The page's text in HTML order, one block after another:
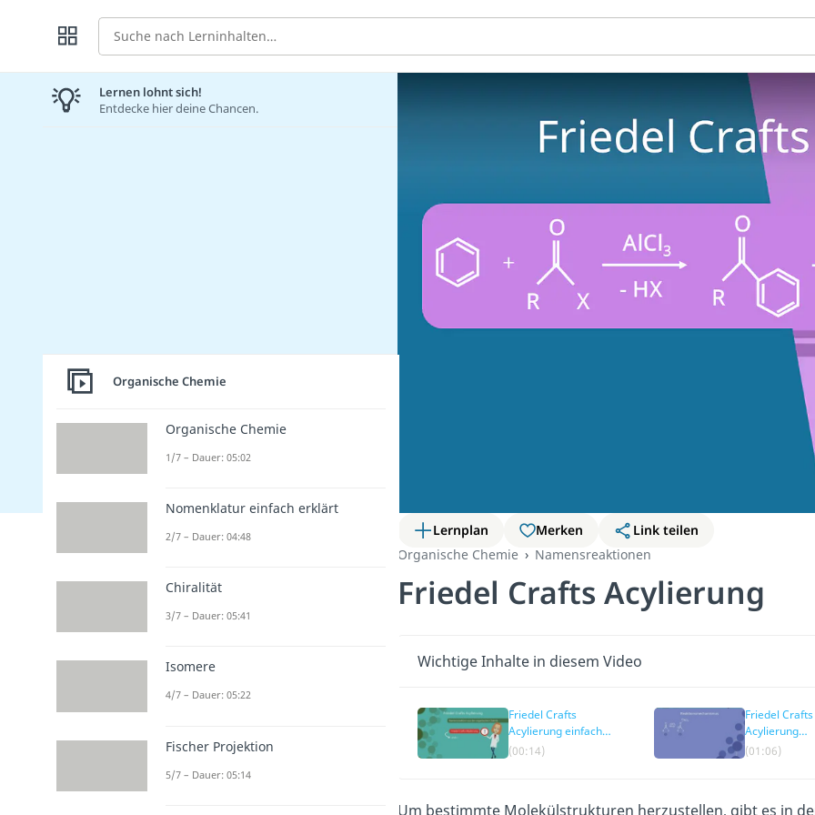
Suche
Lernplan Merken
Link teilen
Organische Chemie
Namensreaktionen
Friedel Crafts Acylierung
Wichtige Inhalte in diesem Video
Friedel Crafts
Acylierung einfach
erklärt
(00:14)
Friedel Crafts
Acylierung
Mechanismus
(01:06)
Um bestimmte Molekülstrukturen herzustellen, gibt es in
Lernen lohnt sich!
Entdecke hier deine Chancen.
Organische Chemie
Organische Chemie
1/7 – Dauer: 05:02
Nomenklatur einfach erklärt
2/7 – Dauer: 04:48
Chiralität
3/7 – Dauer: 05:41
Isomere
4/7 – Dauer: 05:22
Fischer Projektion
5/7 – Dauer: 05:14